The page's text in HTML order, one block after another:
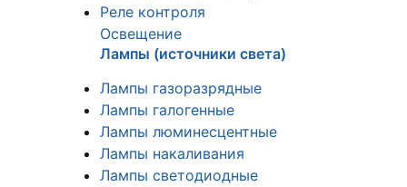
Реле контроля
Освещение
Лампы (источники света)
Лампы газоразрядные
Лампы галогенные
Лампы люминесцентные
Лампы накаливания
Лампы светодиодные